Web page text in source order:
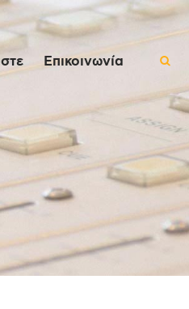
Επικοινωνία